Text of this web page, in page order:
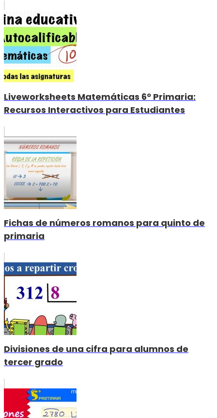
Liveworksheets Matemáticas 6º Primaria:
Recursos Interactivos para Estudiantes
Fichas de números romanos para quinto de
primaria
Divisiones de una cifra para alumnos de
tercer grado